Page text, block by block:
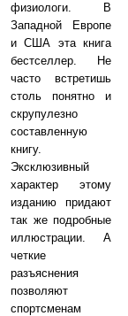
физиологи. В
Западной Европе
и США эта книга
бестселлер. Не
часто встретишь
столь понятно и
скрупулезно
составленную
книгу.
Эксклюзивный
характер этому
изданию придают
так же подробные
иллюстрации. А
четкие
разъяснения
позволяют
спортсменам